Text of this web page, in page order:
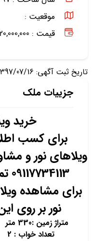
موقعیت :
قیمت : 120,000,000 تومان /
تاریخ ثبت آگهی: 1397/07/16
جزییات ملک
خرید
برای کسب
ویلاهای نور و
09117734113 تماس حاصل فرمایید
برای مشاهده
نور بر روی
متراژ زمین :330 متر متراژ زیر بنا : 160 متر
تعداد خواب : 2 پارکینگ : 2